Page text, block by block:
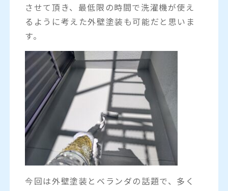
させて頂き、最低限の時間で洗濯機が使え
るように考えた外壁塗装も可能だと思いま
す。
今回は外壁塗装とベランダの話題で、多く